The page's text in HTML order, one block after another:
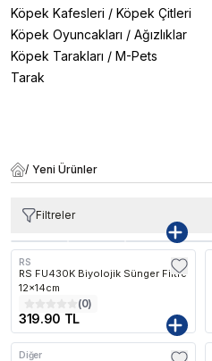
Köpek Kafesleri / Köpek Çitleri
Köpek Oyuncakları / Ağızlıklar
Köpek Tarakları / M-Pets
Tarak
/ Yeni Ürünler
Filtreler
RS
RS FU430K Biyolojik Sünger Filtre
12x14cm
(0)
319.90 TL
Diğer